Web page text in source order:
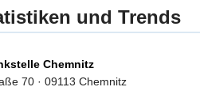
und Trends
Chemnitz
70 · 09113 Chemnitz